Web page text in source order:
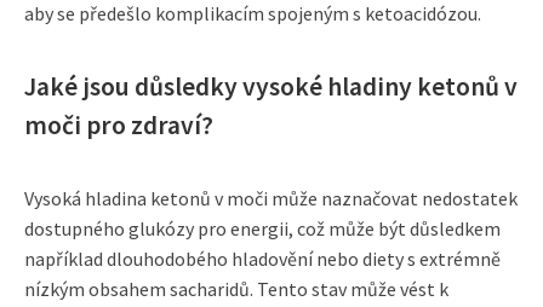
aby se předešlo komplikacím spojeným s ketoacidózou.
Jaké jsou důsledky vysoké hladiny ketonů v
moči pro zdraví?
Vysoká hladina ketonů v moči může naznačovat nedostatek
dostupného glukózy pro energii, což může být důsledkem
například dlouhodobého hladovění nebo diety s extrémně
nízkým obsahem sacharidů. Tento stav může vést k